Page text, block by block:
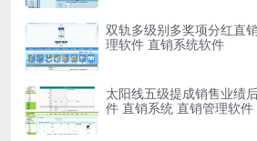
双轨多级别多奖项分红直
理软件 直销系统软件
太阳线五级提成销售业绩
件 直销系统 直销管理软